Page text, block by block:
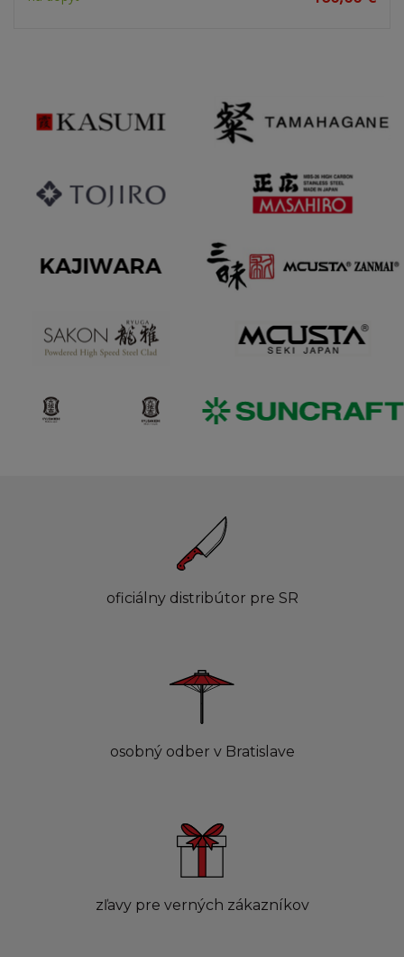
oficiálny distribútor pre SR
osobný odber v Bratislave
zľavy pre verných zákazníkov